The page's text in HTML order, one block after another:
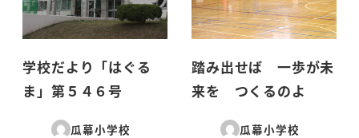
学校だより「はぐる
ま」第５４６号
瓜幕小学校
踏み出せば 一歩が未
来を つくるのよ
瓜幕小学校